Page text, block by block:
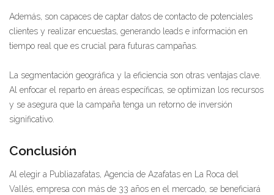
Además, son capaces de captar datos de contacto de potenciales
clientes y realizar encuestas, generando leads e información en
tiempo real que es crucial para futuras campañas.
La segmentación geográfica y la eficiencia son otras ventajas clave.
Al enfocar el reparto en áreas específicas, se optimizan los recursos
y se asegura que la campaña tenga un retorno de inversión
significativo.
Conclusión
Al elegir a Publiazafatas, Agencia de Azafatas en La Roca del
Vallés, empresa con más de 33 años en el mercado, se beneficiará